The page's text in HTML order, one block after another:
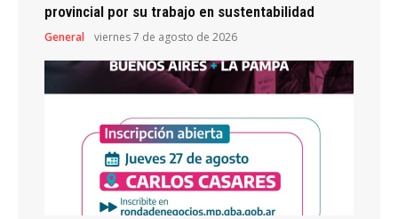
provincial por su trabajo en sustentabilidad
General viernes 7 de agosto de 2026